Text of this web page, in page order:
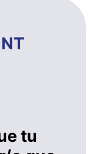
tu